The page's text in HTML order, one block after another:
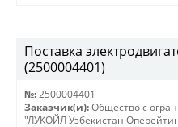
Поставка
(2500004401)
№: 2500004401
Заказчик(и): Общество с
"ЛУКОЙЛ Узбекистан